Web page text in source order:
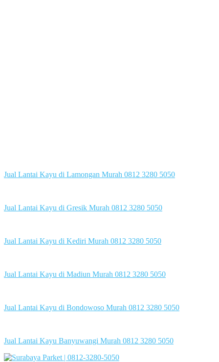
Jual Lantai Kayu di Lamongan Murah 0812 3280 5050
Jual Lantai Kayu di Gresik Murah 0812 3280 5050
Jual Lantai Kayu di Kediri Murah 0812 3280 5050
Jual Lantai Kayu di Madiun Murah 0812 3280 5050
Jual Lantai Kayu di Bondowoso Murah 0812 3280 5050
Jual Lantai Kayu Banyuwangi Murah 0812 3280 5050